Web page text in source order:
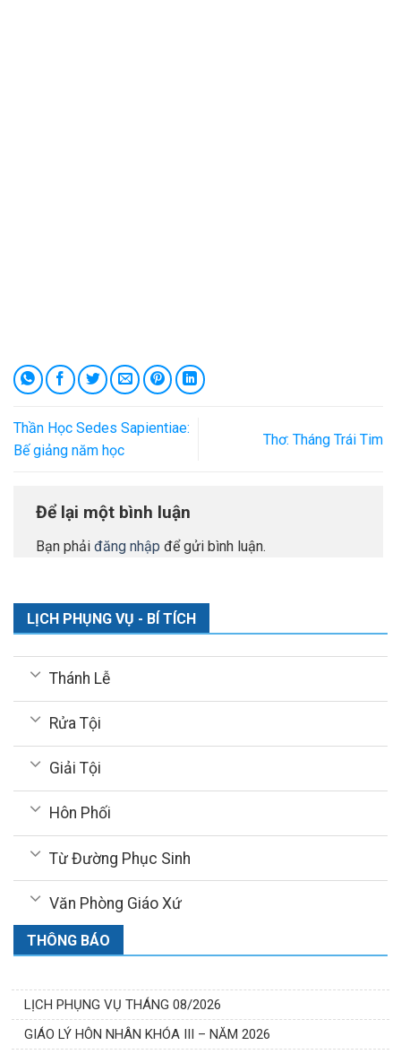
Thần Học Sedes Sapientiae:
Bế giảng năm học
Thơ: Tháng Trái Tim
Để lại một bình luận
Bạn phải đăng nhập để gửi bình luận.
LỊCH PHỤNG VỤ - BÍ TÍCH
Thánh Lễ
Rửa Tội
Giải Tội
Hôn Phối
Từ Đường Phục Sinh
Văn Phòng Giáo Xứ
THÔNG BÁO
LỊCH PHỤNG VỤ THÁNG 08/2026
GIÁO LÝ HÔN NHÂN KHÓA III – NĂM 2026